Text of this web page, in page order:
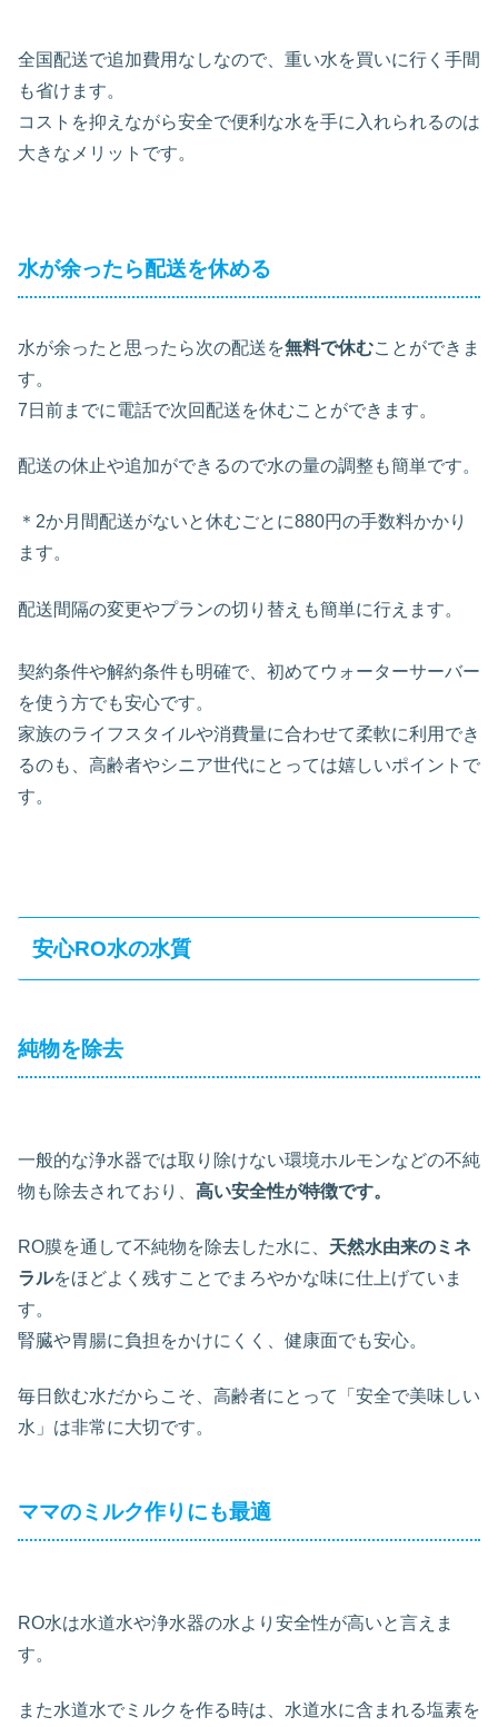
全国配送で追加費用なしなので、重い水を買いに行く手間
も省けます。
コストを抑えながら安全で便利な水を手に入れられるのは
大きなメリットです。
水が余ったら配送を休める
水が余ったと思ったら次の配送を無料で休むことができま
す。
7日前までに電話で次回配送を休むことができます。
配送の休止や追加ができるので水の量の調整も簡単です。
＊2か月間配送がないと休むごとに880円の手数料かかり
ます。
配送間隔の変更やプランの切り替えも簡単に行えます。
契約条件や解約条件も明確で、初めてウォーターサーバー
を使う方でも安心です。
家族のライフスタイルや消費量に合わせて柔軟に利用でき
るのも、高齢者やシニア世代にとっては嬉しいポイントで
す。
安心RO水の水質
純物を除去
一般的な浄水器では取り除けない環境ホルモンなどの不純
物も除去されており、 高い安全性が特徴です。
RO膜を通して不純物を除去した水に、 天然水由来のミネ
ラルをほどよく残すことでまろやかな味に仕上げていま
す。
腎臓や胃腸に負担をかけにくく、健康面でも安心。
毎日飲む水だからこそ、高齢者にとって「安全で美味しい
水」は非常に大切です。
ママのミルク作りにも最適
RO水は水道水や浄水器の水より安全性が高いと言えま
す。
また水道水でミルクを作る時は、水道水に含まれる塩素を